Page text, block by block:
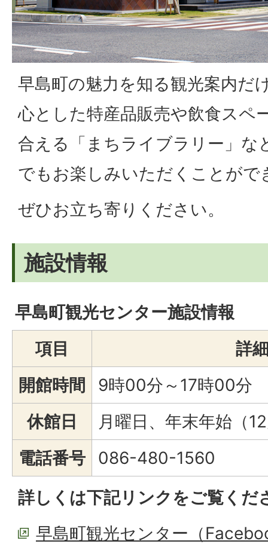
早島町の魅力を知る観光案内だ
心とした特産品販売や飲食スペ
合える「まちライブラリー」な
でもお楽しみいただくことがで
ぜひお立ち寄りください。
施設情報
早島町観光センター施設情報
項目
詳
開館時間
9時00分～17時00分
休館日
月曜日、年末年始（
電話番号
086-480-1560
詳しくは下記リンクをご覧くだ
早島町観光センター（